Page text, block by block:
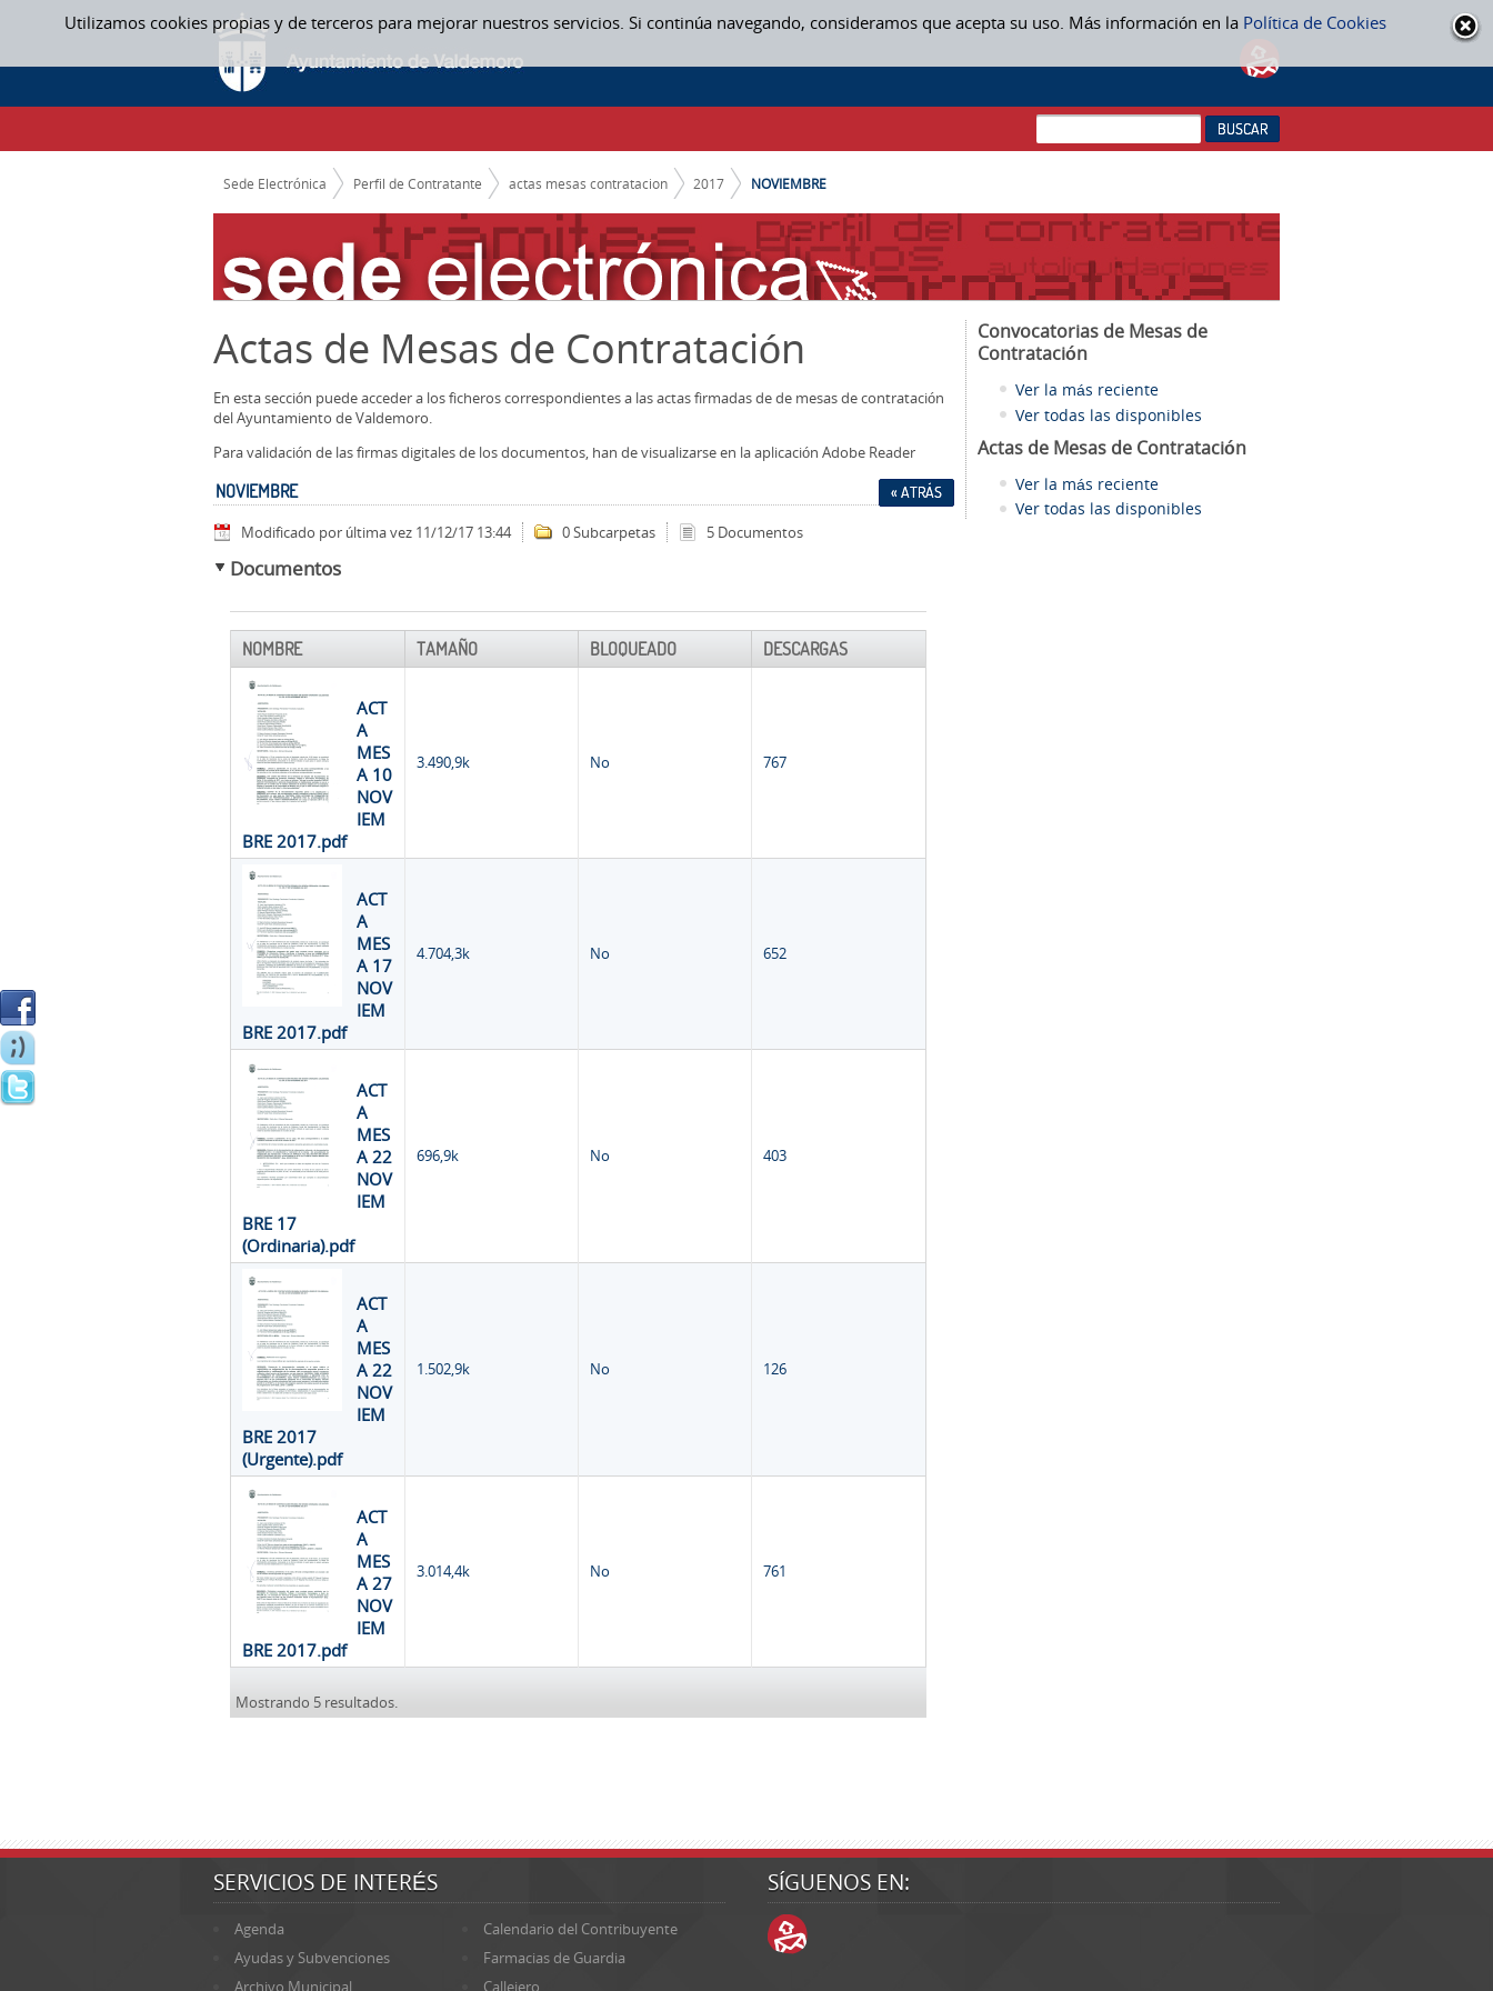
Utilizamos cookies propias y de terceros para mejorar nuestros servicios. Si continúa navegando, consideramos que acepta su uso. Más información en la Política de Cookies
Saltar al contenido
NOVIEMBRE - ACTAS MESAS CONTRATACION
CAMINO DE MIGAS
Sede Electrónica Perfil de Contratante actas mesas contratacion 2017 NOVIEMBRE
Actas de Mesas de Contratación
En esta sección puede acceder a los ficheros correspondientes a las actas firmadas de de mesas de contratación
del Ayuntamiento de Valdemoro.
Para validación de las firmas digitales de los documentos, han de visualizarse en la aplicación Adobe Reader
« ATRÁS
NOVIEMBRE
Modificado por última vez 11/12/17 13:44 0 Subcarpetas 5 Documentos
Documentos
NOMBRE TAMAÑO BLOQUEADO DESCARGAS
ACT
A
MES
A 10
NOV
IEM
BRE 2017.pdf
3.490,9k No 767
ACT
A
MES
A 17
NOV
IEM
BRE 2017.pdf
4.704,3k No 652
ACT
A
MES
A 22
NOV
IEM
BRE 17
(Ordinaria).pdf
696,9k No 403
ACT
A
MES
A 22
NOV
IEM
BRE 2017
(Urgente).pdf
1.502,9k No 126
ACT
A
MES
A 27
NOV
IEM
BRE 2017.pdf
3.014,4k No 761
Mostrando 5 resultados.
Convocatorias de Mesas de
Contratación
Ver la más reciente
Ver todas las disponibles
Actas de Mesas de Contratación
Ver la más reciente
Ver todas las disponibles
SERVICIOS DE INTERÉS
Agenda
Calendario del Contribuyente
Ayudas y Subvenciones
Farmacias de Guardia
Archivo Municipal
Callejero
SÍGUENOS EN: